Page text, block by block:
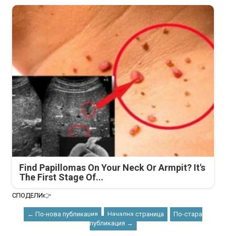
Find Papillomas On Your Neck Or Armpit? It's
The First Stage Of...
СПОДЕЛИ👉
← По-нова публикация Начална страница
По-стара
публикация →